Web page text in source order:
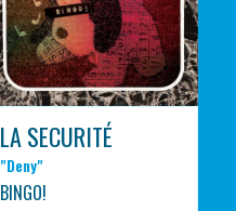
LA SECURITÉ
"Deny"
BINGO!